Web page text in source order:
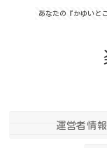
あなたの『かゆいと
運営者情報